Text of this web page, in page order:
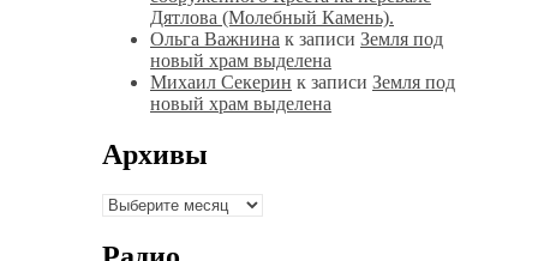
Дятлова (Молебный Камень).
Ольга Важнина к записи Земля под
новый храм выделена
Михаил Секерин к записи Земля под
новый храм выделена
Архивы
Архивы